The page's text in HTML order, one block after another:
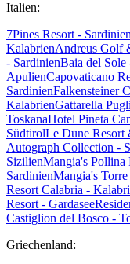
Italien:
7Pines Resort - Sardinien
KalabrienAndreus Golf
- SardinienBaia del Sole
ApulienCapovaticano
SardinienFalkensteiner
KalabrienGattarella
ToskanaHotel Pineta
SüdtirolLe Dune Resort
Autograph Collection -
SizilienMangia's Pollina
SardinienMangia's
Resort Calabria -
Resort - Gardasee
Castiglion del Bosco -
Griechenland: